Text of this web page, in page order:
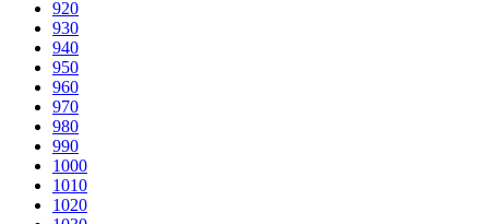
920
930
940
950
960
970
980
990
1000
1010
1020